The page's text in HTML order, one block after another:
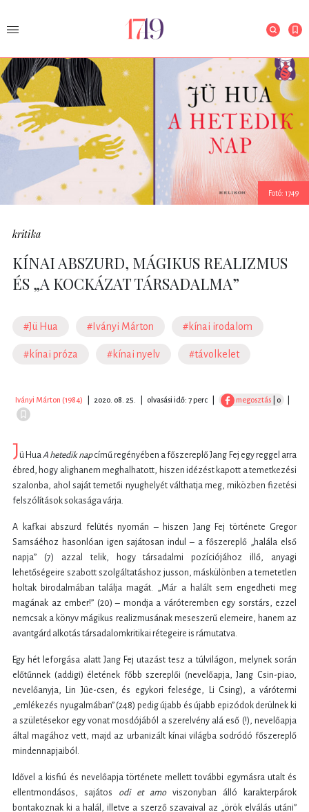
Fotó: 1749
kritika
KÍNAI ABSZURD, MÁGIKUS REALIZMUS
ÉS „A KOCKÁZAT TÁRSADALMA”
#Jü Hua #Iványi Márton #kínai irodalom
#kínai próza #kínai nyelv #távolkelet
Iványi Márton (1984) 2020. 08. 25. olvasási idő: 7 perc megosztás | 0
Jü HuaA hetedik napcímű regényében a főszereplő Jang Fej egy reggel arra
ébred, hogy alighanem meghalhatott, hiszen idézést kapott a temetkezési
szalonba, ahol saját temetői nyughelyét válthatja meg, miközben fizetési
felszólítások sokasága várja.
A kafkai abszurd felütés nyomán – hiszen Jang Fej története Gregor
Samsáéhoz hasonlóan igen sajátosan indul – a főszereplő „halála első
napja” (7) azzal telik, hogy társadalmi pozíciójához illő, anyagi
lehetőségeire szabott szolgáltatáshoz jusson, máskülönben a temetetlen
holtak birodalmában találja magát. „Már a halált sem engedheti meg
magának az ember!” (20) – mondja a váróteremben egy sorstárs, ezzel
nemcsak a könyv mágikus realizmusának meseszerű elemeire, hanem az
avantgárd alkotás társadalomkritikai rétegeire is rámutatva.
Egy hét leforgása alatt Jang Fej utazást tesz a túlvilágon, melynek során
előtűnnek (addigi) életének főbb szereplői (nevelőapja, Jang Csin-piao,
nevelőanyja, Lin Jüe-csen, és egykori felesége, Li Csing), a várótermi
„emlékezés nyugalmában” (248) pedig újabb és újabb epizódok derülnek ki
a születésekor egy vonat mosdójából a szerelvény alá eső (!), nevelőapja
által magához vett, majd az urbanizált kínai világba sodródó főszereplő
mindennapjaiból.
Idővel a kisfiú és nevelőapja története mellett további egymásra utalt és
ellentmondásos, sajátos odi et amoviszonyban álló karakterpárok
bontakoznak ki a halál, illetve a szerző szavaival az „örök elválás utáni”